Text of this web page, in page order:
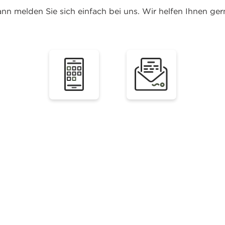
melden Sie sich einfach bei uns. Wir helfen Ihnen